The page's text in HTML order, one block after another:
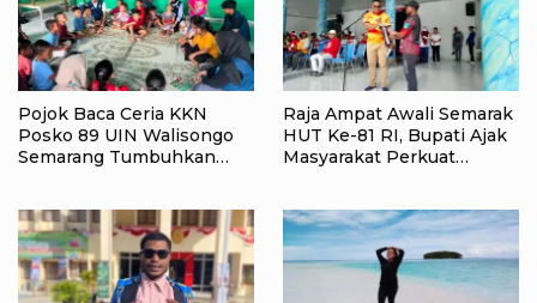
Pojok Baca Ceria KKN
Posko 89 UIN Walisongo
Semarang Tumbuhkan
Raja Ampat Awali Semarak
HUT Ke-81 RI, Bupati Ajak
Masyarakat Perkuat